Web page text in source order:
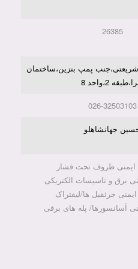
26385
شریعتی،جنب پمپ بنزین،ساختمان
2،واحد 8
026-32503103
جهانشاهلو